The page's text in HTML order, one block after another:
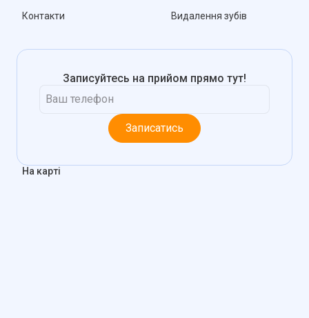
Контакти
Видалення зубів
Записуйтесь на прийом прямо тут!
Записатись
На карті